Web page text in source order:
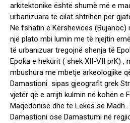
arkitektonike është shumë më e
urbanizuara të cilat shtrihen për
Në fshatin e Kërshevicës (Bujanoc)
një plato mbi lumin me të njejtin
të urbanizuar tregojnë shenja të
Epoka e hekurit ( shek XII-VII prK) ,
mbushura me mbetje arkeologjike
Damastioni sipas gjeografit grek
vjetër që e arrijti kulmin në kohën e
Maqedonisë dhe të Lekës së
Damastioni ose Damastumi në